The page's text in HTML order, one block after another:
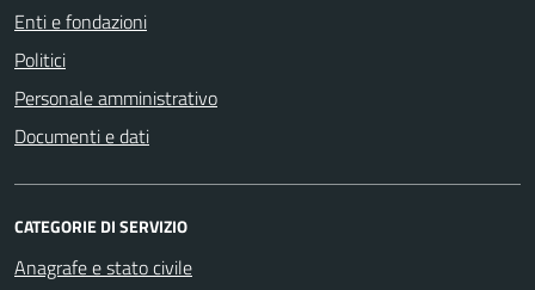
Enti e fondazioni
Politici
Personale amministrativo
Documenti e dati
CATEGORIE DI SERVIZIO
Anagrafe e stato civile